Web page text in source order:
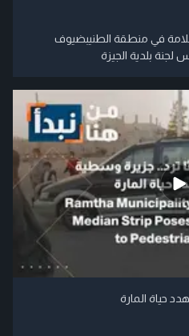
في منطقة الطنيبضيوف
بلدية الجيزة
حياة المارة